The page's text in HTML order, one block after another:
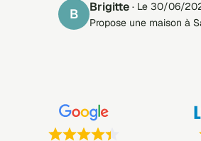
B Brigitte · Le 30/06/
Propose une maison à